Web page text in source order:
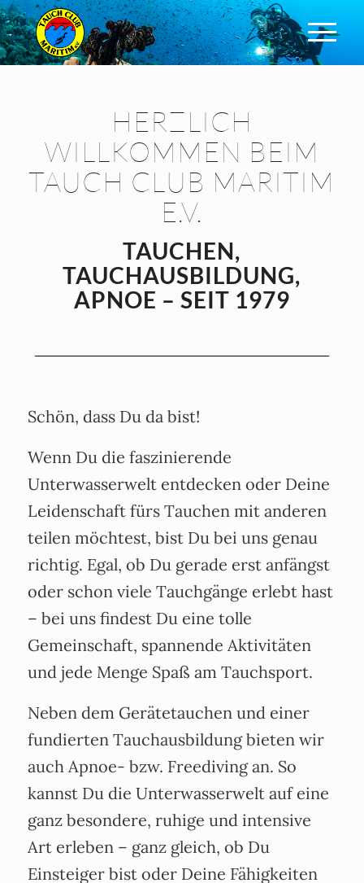
HERZLICH
WILLKOMMEN BEIM
TAUCH CLUB MARITIM
E.V.
TAUCHEN,
TAUCHAUSBILDUNG,
APNOE – SEIT 1979
Schön, dass Du da bist!
Wenn Du die faszinierende
Unterwasserwelt entdecken oder Deine
Leidenschaft fürs Tauchen mit anderen
teilen möchtest, bist Du bei uns genau
richtig. Egal, ob Du gerade erst anfängst
oder schon viele Tauchgänge erlebt hast
– bei uns findest Du eine tolle
Gemeinschaft, spannende Aktivitäten
und jede Menge Spaß am Tauchsport.
Neben dem Gerätetauchen und einer
fundierten Tauchausbildung bieten wir
auch Apnoe- bzw. Freediving an. So
kannst Du die Unterwasserwelt auf eine
ganz besondere, ruhige und intensive
Art erleben – ganz gleich, ob Du
Einsteiger bist oder Deine Fähigkeiten